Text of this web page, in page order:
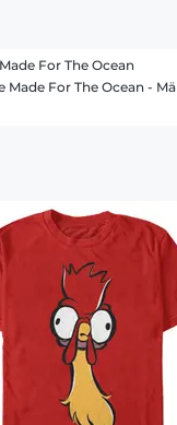
For The Ocean